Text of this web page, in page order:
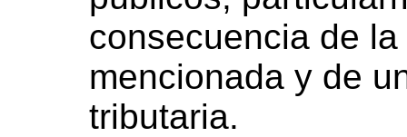
consecuencia de
mencionada y de
tributaria.